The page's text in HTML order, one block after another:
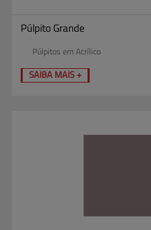
Púlpito Grande
Púlpitos em Acrílico
SAIBA MAIS +